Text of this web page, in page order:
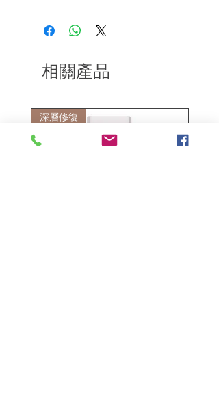
到我們的產品後的前7天內通過電子郵件
相關產品
深層修復